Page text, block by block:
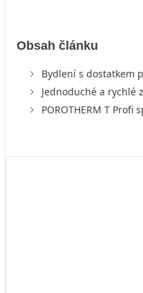
Obsah článku
Bydlení s dostatkem
Jednoduché a rychlé
POROTHERM T